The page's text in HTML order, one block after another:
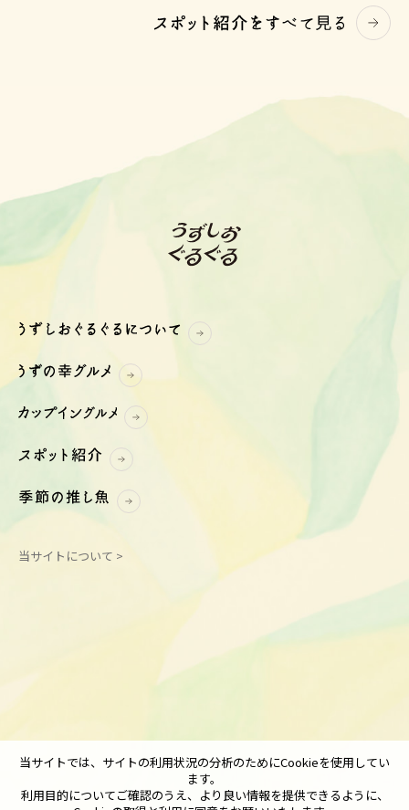
当サイトでは、サイトの利用状況の分析のためにCookieを使用してい
ます。
利用目的についてご確認のうえ、より良い情報を提供できるように、
当サイトについて >